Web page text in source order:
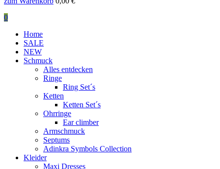
0
Home
SALE
NEW
Schmuck
Alles entdecken
Ringe
Ring Set´s
Ketten
Ketten Set´s
Ohrringe
Ear climber
Armschmuck
Septums
Adinkra Symbols Collection
Kleider
Maxi Dresses